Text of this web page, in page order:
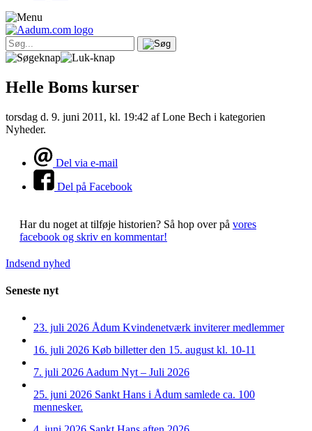
Helle Boms kurser
torsdag d. 9. juni 2011, kl. 19:42 af Lone Bech i kategorien
Nyheder.
Del via e-mail
Del på Facebook
Har du noget at tilføje historien? Så hop over på vores
facebook og skriv en kommentar!
Indsend nyhed
Seneste nyt
23. juli 2026 Ådum Kvindenetværk inviterer medlemmer
16. juli 2026 Køb billetter den 15. august kl. 10-11
7. juli 2026 Aadum Nyt – Juli 2026
25. juni 2026 Sankt Hans i Ådum samlede ca. 100
mennesker.